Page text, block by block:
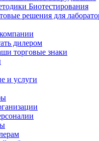
Биотестирования
решения для
дилером
торговые знаки
и услуги